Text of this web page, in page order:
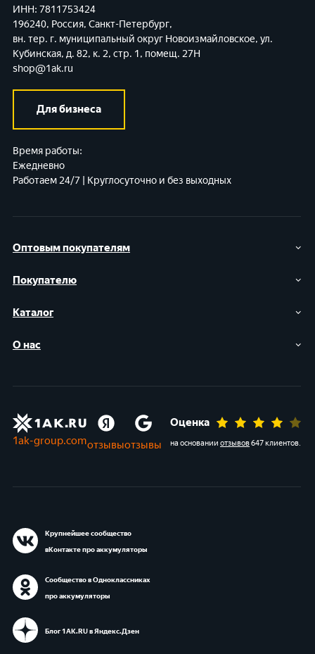
Оптовым покупателям
Покупателю
Каталог
О нас
ИНН: 7811753424
196240, Россия, Санкт-Петербург,
вн. тер. г. муниципальный округ Новоизмайловское, ул.
Кубинская, д. 82, к. 2, стр. 1, помещ. 27Н
shop@1ak.ru
Для бизнеса
Время работы:
Ежедневно
Работаем 24/7 | Круглосуточно и без выходных
1ak-group.comотзывыотзывы
Оценка
на основании отзывов647 клиентов.
Крупнейшее сообщество
вКонтакте про аккумуляторы
Сообщество в Одноклассниках
про аккумуляторы
Блог 1АК.RU в Яндекс.Дзен